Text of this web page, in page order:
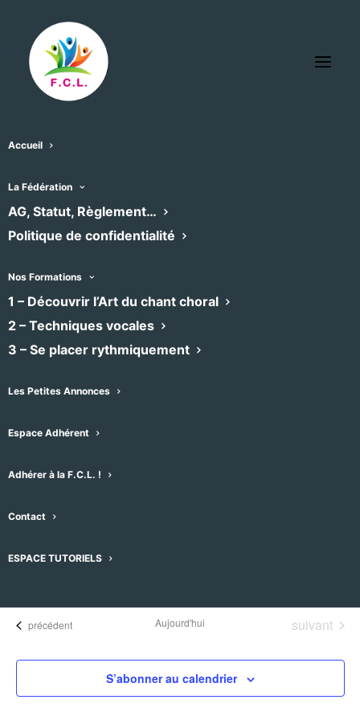
Accueil
La Fédération
AG, Statut, Règlement…
Politique de confidentialité
Nos Formations
1 – Découvrir l’Art du chant choral
2 – Techniques vocales
3 – Se placer rythmiquement
Les Petites Annonces
Espace Adhérent
Adhérer à la F.C.L. !
Contact
ESPACE TUTORIELS
Espace des Dominicains –
Clermont l’Hérault
Adresse7 rue Henri Martin
CLERMONT L'HERAULT
Recevoir l’Itinéraire à suivre
À venir
uneÉvènements
précédent Aujourd'hui suivant
S’abonner au calendrier